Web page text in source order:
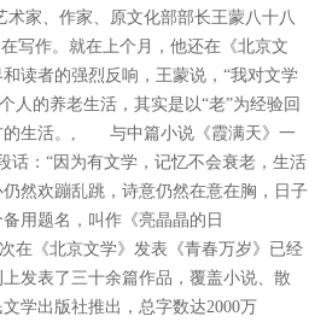
家、作家、原文化部部长王蒙八十八
写作。就在上个月，他还在《北京文
读者的强烈反响，王蒙说，“我对文学
的养老生活，其实是以“老”为经验回
的生活。, 与中篇小说《霞满天》一
话：“因为有文学，记忆不会衰老，生活
然欢蹦乱跳，诗意仍然在意在胸，日子
用题名，叫作《亮晶晶的日
《北京文学》发表《青春万岁》已经
发表了三十余篇作品，覆盖小说、散
学出版社推出，总字数达2000万